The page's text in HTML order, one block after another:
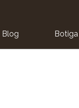
Blog Botiga